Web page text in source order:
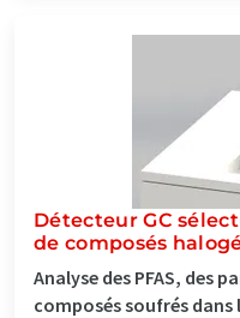
Détecteur GC
de composés
Analyse des PFAS, des
composés soufrés